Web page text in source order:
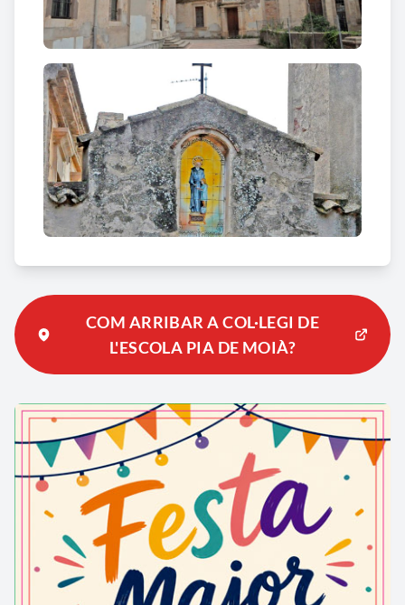
Durant la primera República espanyola el col·legi va
ser amenaçat i ocupat i els religiosos que no eren
destruccions. El 22 de juliol de
1936 la comunitat i
novicis es veieren obligats a abandonar
l’edificidavant les amenaces i es refugiaren en
cases de pagès.El col·legi es convertí
successivament en fonda pública, casa per als
refugiats, hospital de les Brigades Internacionals i
hospital de sang. El 5 de febrer de 1939 el pare Pius
cap peça anterior a aquesta dada.
COM ARRIBAR A COL·LEGI DE
L'ESCOLA PIA DE MOIÀ?